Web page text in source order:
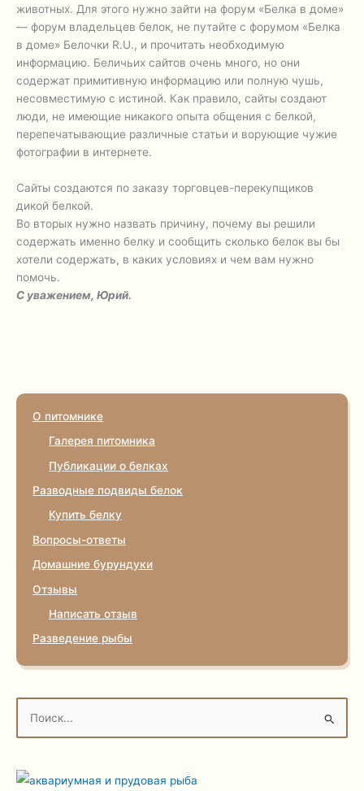
О питомнике
Галерея питомника
Публикации о белках
Разводные подвиды белок
Купить белку
Вопросы-ответы
Домашние бурундуки
Отзывы
Написать отзыв
Разведение рыбы
с
животных. Для этого нужно зайти на форум «Белка в доме»
— форум владельцев белок, не путайте с форумом «Белка
в доме» Белочки R.U., и прочитать необходимую
информацию. Беличьих сайтов очень много, но они
содержат примитивную информацию или полную чушь,
несовместимую с истиной. Как правило, сайты создают
люди, не имеющие никакого опыта общения с белкой,
перепечатывающие различные статьи и ворующие чужие
фотографии в интернете.
Сайты создаются по заказу торговцев-перекупщиков
дикой белкой.
Во вторых нужно назвать причину, почему вы решили
содержать именно белку и сообщить сколько белок вы бы
хотели содержать, в каких условиях и чем вам нужно
помочь.
С уважением, Юрий.